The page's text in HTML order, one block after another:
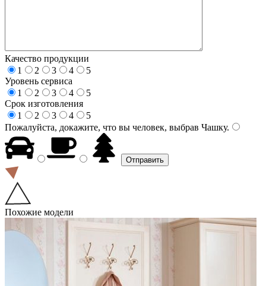
Качество продукции
1
2 3 4
5
Уровень сервиса
1
2 3 4
5
Срок изготовления
1
2 3 4
5
Пожалуйста, докажите, что вы человек, выбрав Чашку.
Похожие модели